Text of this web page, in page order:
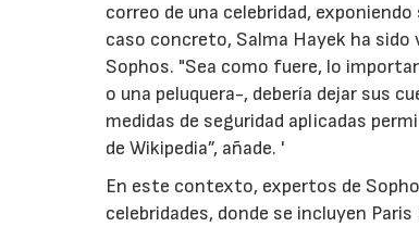
correo de una celebridad,
caso concreto, Salma Hayek ha
Sophos. "Sea como fuere, lo
o una peluquera-, debería dejar sus
medidas de seguridad aplicadas
de Wikipedia”, añade. '
En este contexto, expertos de
celebridades, donde se incluyen